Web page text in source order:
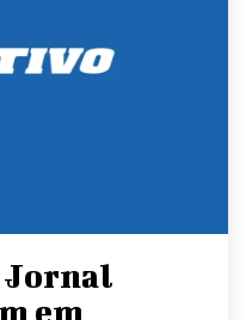
Jornal
em